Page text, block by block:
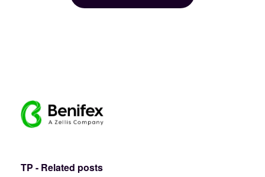
TP - Related posts